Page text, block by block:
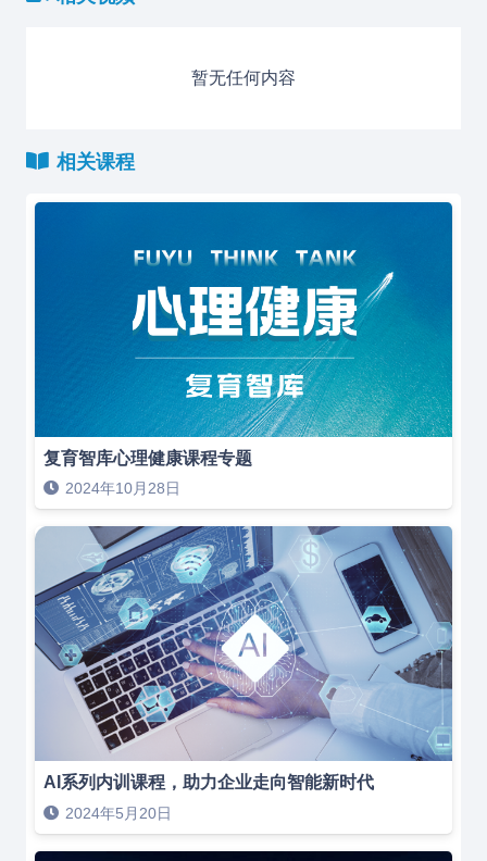
暂无任何内容
相关课程
复育智库心理健康课程专题
2024年10月28日
AI系列内训课程，助力企业走向智能新时代
2024年5月20日